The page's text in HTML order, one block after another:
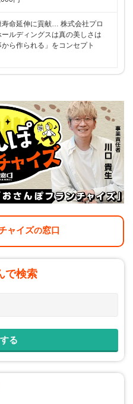
寿命延伸に貢献… 株式会社プロ
ールディングスは真の美しさは
から作られる」をコンセプト
ャイズの窓口
で検索